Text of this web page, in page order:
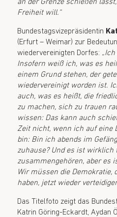
an der Grenze schießen
Freiheit will.“
Bundestagsvizepräsidentin
(Erfurt – Weimar) zur
wiedervereinigten Dorfes:
Insofern weiß ich, was es
einem Grund stehen, der
wiedervereinigt worden ist.
auch, was es heißt, die
zu machen, sich zu trauen
wissen: Das kann auch
Zeit nicht, wenn ich auf eine
bin: Bin ich abends im
zuhause? Und es ist wirklich
zusammengehören, aber es
Wir müssen die Demokratie,
haben, jetzt wieder
Das Titelfoto zeigt das
Katrin Göring-Eckardt, Aydan